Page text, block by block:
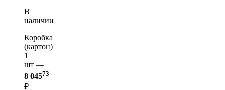
В
наличии
Коробка
(картон)
1
шт —
8 04573
₽